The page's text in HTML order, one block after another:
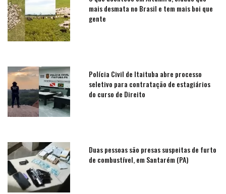
mais desmata no Brasil e tem mais boi que
gente
Polícia Civil de Itaituba abre processo
seletivo para contratação de estagiários
do curso de Direito
Duas pessoas são presas suspeitas de furto
de combustível, em Santarém (PA)